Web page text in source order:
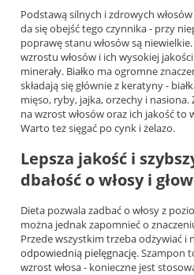
Podstawą silnych i zdrowych
da się obejść tego czynnika - przy
poprawę stanu włosów są
wzrostu włosów i ich wysokiej
minerały. Białko ma ogromne
składają się głównie z keratyny -
mięso, ryby, jajka, orzechy i
na wzrost włosów oraz ich jakość to
Warto też sięgać po cynk i żelazo.
Lepsza jakość i
dbałość o włosy i
Dieta pozwala zadbać o włosy z
można jednak zapomnieć o
Przede wszystkim trzeba odżywiać i
odpowiednią pielęgnację. Szampon
wzrost włosa - konieczne jest